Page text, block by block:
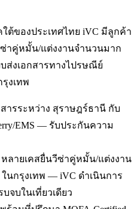
ต้ของประเทศไทย iVC มีลูกค้า
าคู่หมั้น/แต่งงานจำนวนมาก
ส่งเอกสารทางไปรษณีย์
งเทพ
ารระหว่าง สุราษฎร์ธานี กับ
EMS — รับประกันความ
ลายเคสยื่นวีซ่าคู่หมั้น/แต่งงาน
ในกรุงเทพ — iVC ดำเนินการ
บในเที่ยวเดียว